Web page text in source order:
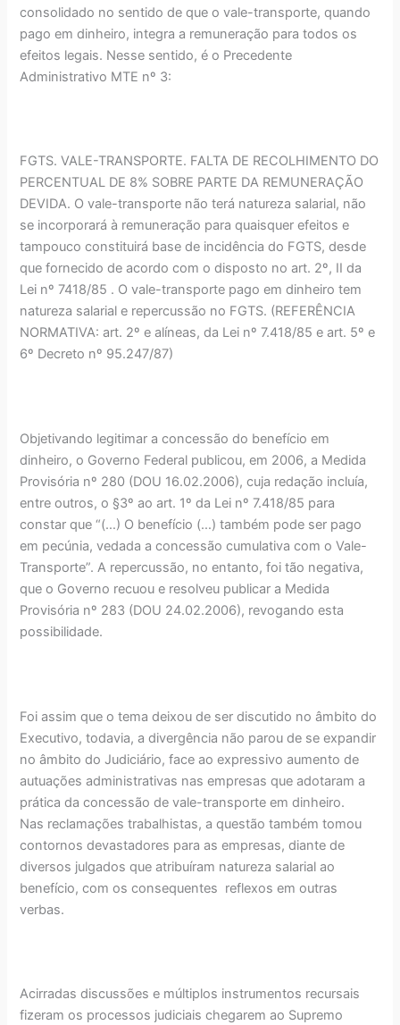
consolidado no sentido de que o vale-transporte, quando
pago em dinheiro, integra a remuneração para todos os
efeitos legais. Nesse sentido, é o Precedente
Administrativo MTE nº 3:
FGTS. VALE-TRANSPORTE. FALTA DE RECOLHIMENTO DO
PERCENTUAL DE 8% SOBRE PARTE DA REMUNERAÇÃO
DEVIDA. O vale-transporte não terá natureza salarial, não
se incorporará à remuneração para quaisquer efeitos e
tampouco constituirá base de incidência do FGTS, desde
que fornecido de acordo com o disposto no art. 2º, II da
Lei nº 7418/85 . O vale-transporte pago em dinheiro tem
natureza salarial e repercussão no FGTS. (REFERÊNCIA
NORMATIVA: art. 2º e alíneas, da Lei nº 7.418/85 e art. 5º e
6º Decreto nº 95.247/87)
Objetivando legitimar a concessão do benefício em
dinheiro, o Governo Federal publicou, em 2006, a Medida
Provisória nº 280 (DOU 16.02.2006), cuja redação incluía,
entre outros, o §3º ao art. 1º da Lei nº 7.418/85 para
constar que “(…) O benefício (…) também pode ser pago
em pecúnia, vedada a concessão cumulativa com o Vale-
Transporte”. A repercussão, no entanto, foi tão negativa,
que o Governo recuou e resolveu publicar a Medida
Provisória nº 283 (DOU 24.02.2006), revogando esta
possibilidade.
Foi assim que o tema deixou de ser discutido no âmbito do
Executivo, todavia, a divergência não parou de se expandir
no âmbito do Judiciário, face ao expressivo aumento de
autuações administrativas nas empresas que adotaram a
prática da concessão de vale-transporte em dinheiro.
Nas reclamações trabalhistas, a questão também tomou
contornos devastadores para as empresas, diante de
diversos julgados que atribuíram natureza salarial ao
benefício, com os consequentes reflexos em outras
verbas.
Acirradas discussões e múltiplos instrumentos recursais
fizeram os processos judiciais chegarem ao Supremo